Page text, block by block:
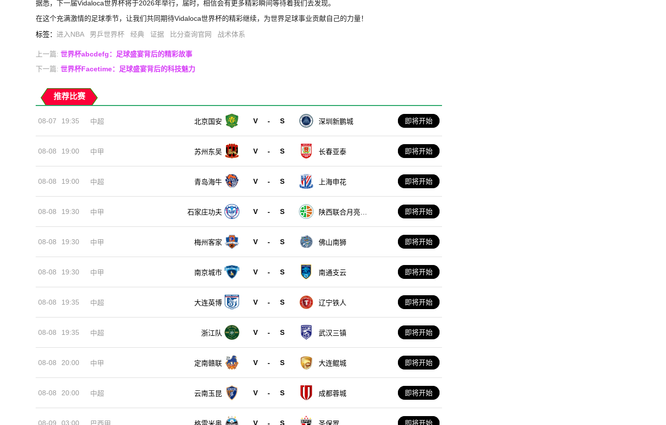
据悉，下一届Vidaloca世界杯将于2026年举行，届时，相信会有更多精彩瞬间等待着我们去发现。
在这个充满激情的足球季节，让我们共同期待Vidaloca世界杯的精彩继续，为世界足球事业贡献自己的力量！
标签： 进入NBA 男乒世界杯 经典 证据 比分查询官网 战术体系
上一篇: 世界杯abcdefg：足球盛宴背后的精彩故事
下一篇: 世界杯Facetime：足球盛宴背后的科技魅力
推荐比赛
08-07 19:35 中超 北京国安 V - S 深圳新鹏城 即将开始
08-08 19:00 中甲 苏州东吴 V - S 长春亚泰 即将开始
08-08 19:00 中超 青岛海牛 V - S 上海申花 即将开始
08-08 19:30 中甲 石家庄功夫 V - S
陕西联合月亮泊
即将开始
08-08 19:30 中甲 梅州客家 V - S 佛山南狮 即将开始
08-08 19:30 中甲 南京城市 V - S 南通支云 即将开始
08-08 19:35 中超 大连英博 V - S 辽宁铁人 即将开始
08-08 19:35 中超 浙江队 V - S 武汉三镇 即将开始
08-08 20:00 中甲 定南赣联 V - S 大连鲲城 即将开始
08-08 20:00 中超 云南玉昆 V - S 成都蓉城 即将开始
08-09 03:00 巴西甲 格雷米奥 V - S 圣保罗 即将开始